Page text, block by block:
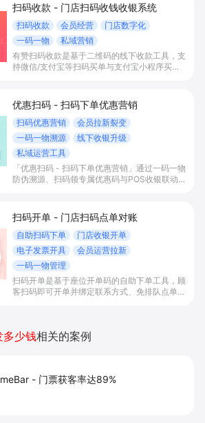
扫码收款 - 门店扫码收钱收银系统
扫码收款 会员经营
门店数字化
一码一物
私域营销
有赞扫码收款是基于二维码的线下收款工具，支
持微信/支付宝等扫码买单与支付宝小程序买
复购。
优惠扫码 - 扫码下单优惠营销
扫码优惠营销
会员拉新裂变
一码一物溯源
线下收银升级
私域运营工具
「优惠扫码 - 扫码下单优惠营销」通过一码一物
防伪溯源、扫码领专属优惠码与POS收银联动
造可持续运营的私域流量池。
扫码开单 - 门店扫码点单对账
自助扫码下单
门店收银开单
电子发票开具
会员运营拉新
一码一物管理
扫码开单是基于座位开单码的自助下单工具，顾
客扫码即可开单并绑定联系方式、免排队点单，
少钱相关的案例
- 门票获客率达89%